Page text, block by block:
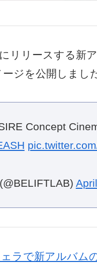
リリースする新
ジを公開しまし
Concept
ラで新アルバム